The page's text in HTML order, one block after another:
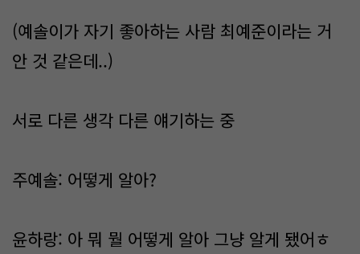
(예솔이가 자기 좋아하는 사람 최예준이라는 거
안 것 같은데..)
서로 다른 생각 다른 얘기하는 중
주예솔: 어떻게 알아?
윤하랑: 아 뭐 뭘 어떻게 알아 그냥 알게 됐어ㅎ